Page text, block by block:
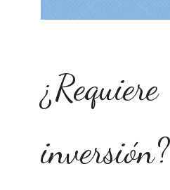
¿Requiere
inversión?